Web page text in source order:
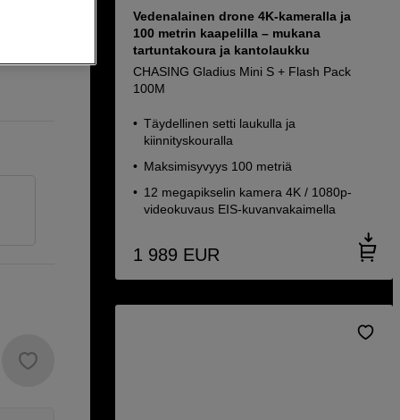
Vedenalainen drone 4K-kameralla ja
100 metrin kaapelilla – mukana
tartuntakoura ja kantolaukku
CHASING Gladius Mini S + Flash Pack
100M
Täydellinen setti laukulla ja
kiinnityskouralla
Maksimisyvyys 100 metriä
12 megapikselin kamera 4K / 1080p-
videokuvaus EIS-kuvanvakaimella
1 989 EUR